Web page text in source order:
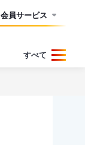
会員サービス
すべて